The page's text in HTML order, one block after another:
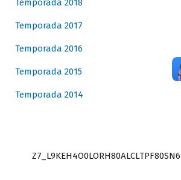
Temporada 2018
Temporada 2017
Temporada 2016
Temporada 2015
Temporada 2014
Z7_L9KEH4O0LORH80ALCLTPF80SN6